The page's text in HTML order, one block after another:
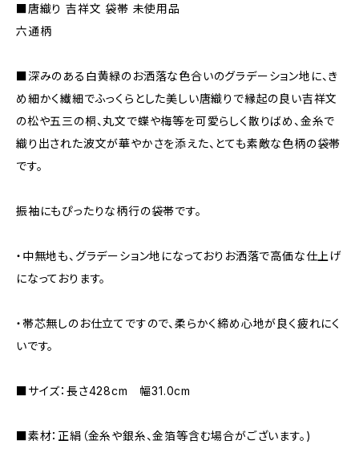
■唐織り 吉祥文 袋帯 未使用品
六通柄
■深みのある白黄緑のお洒落な色合いのグラデーション地に、き
め細かく繊細でふっくらとした美しい唐織りで縁起の良い吉祥文
の松や五三の桐、丸文で蝶や梅等を可愛らしく散りばめ、金糸で
織り出された波文が華やかさを添えた、とても素敵な色柄の袋帯
です。
振袖にもぴったりな柄行の袋帯です。
・中無地も、グラデーション地になっておりお洒落で高価な仕上げ
になっております。
・帯芯無しのお仕立てですので、柔らかく締め心地が良く疲れにく
いです。
■サイズ：長さ428cm 幅31.0cm
■素材：正絹（金糸や銀糸、金箔等含む場合がございます。)